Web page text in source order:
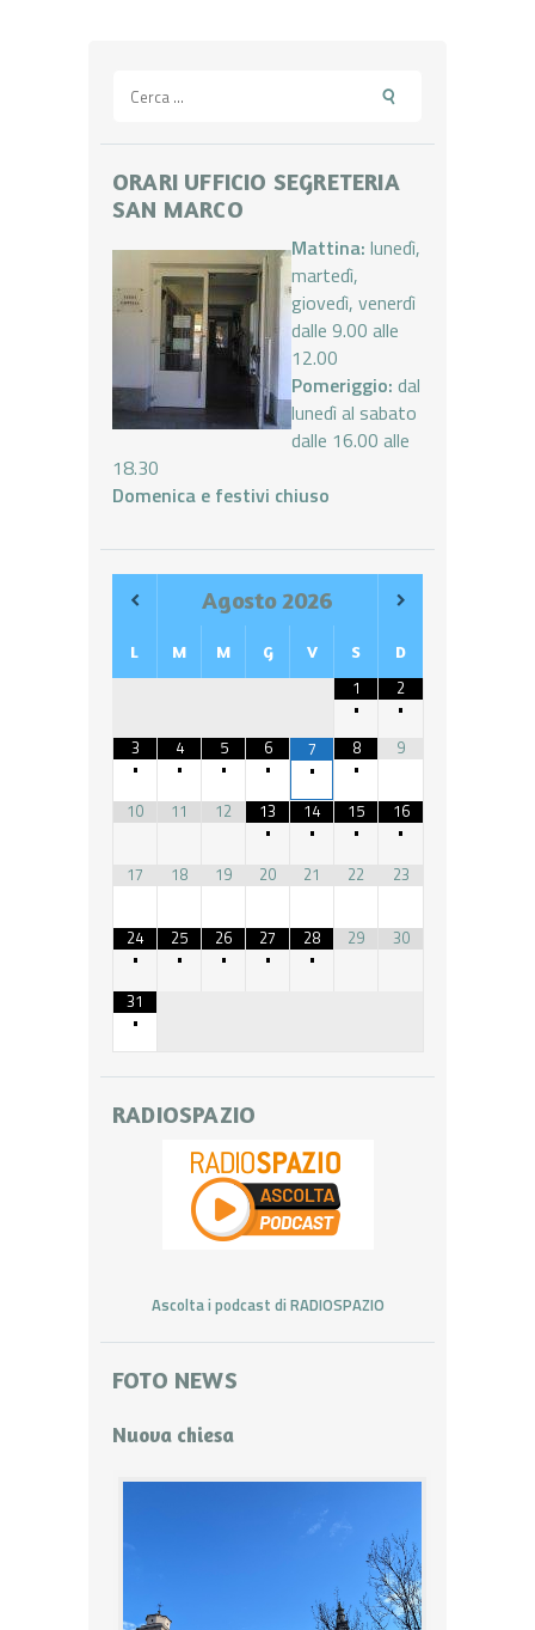
per:
ORARI UFFICIO SEGRETERIA
SAN MARCO
Mattina: lunedì,
martedì,
giovedì, venerdì
dalle 9.00 alle
12.00
Pomeriggio: dal
lunedì al sabato
dalle 16.00 alle
18.30
Domenica e festivi chiuso
Agosto2026
L M M G V S D
1
•
2
•
3
•
4
•
5
•
6
•
7
•
8
•
9
10 11 12
13
•
14
•
15
•
16
•
17
18 19 20 21 22 23
24
•
25
•
26
•
27
•
28
•
29 30
31
•
RADIOSPAZIO
Ascolta i podcast di RADIOSPAZIO
FOTO NEWS
Nuova chiesa